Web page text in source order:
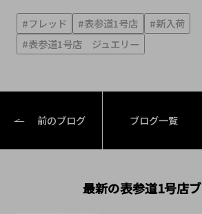
#フレッド #表参道1号店
#新入荷
#表参道1号店 ジュエリー
前のブログ ブログ一覧
最新の表参道1号店